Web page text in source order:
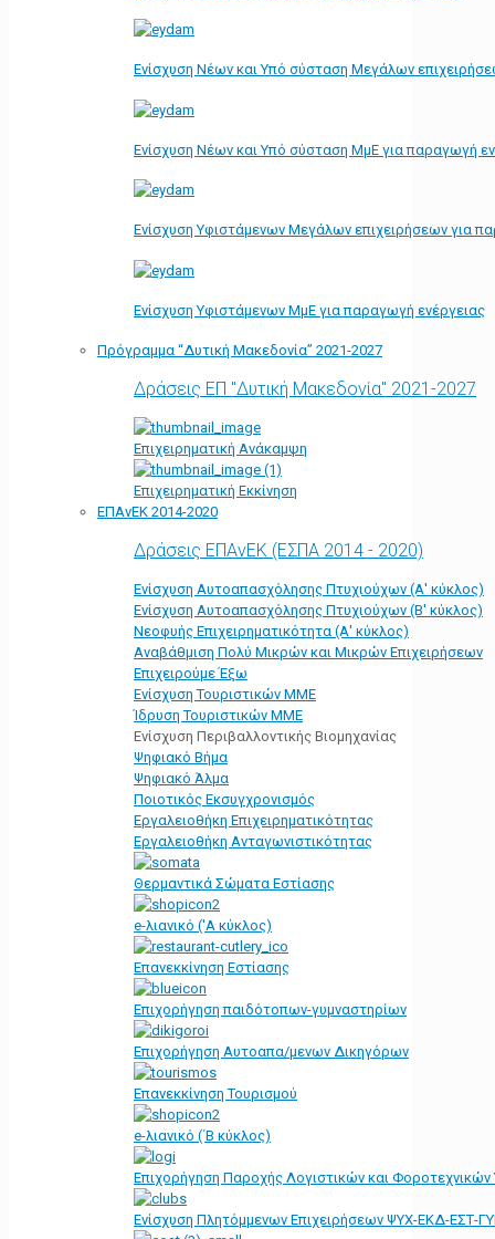
Ενίσχυση Νέων και Υπό σύσταση Μεγάλων
Ενίσχυση Νέων και Υπό σύσταση ΜμΕ για παραγωγή
Ενίσχυση Υφιστάμενων Μεγάλων επιχειρήσεων για
Ενίσχυση Υφιστάμενων ΜμΕ για παραγωγή ενέργειας
Πρόγραμμα “Δυτική Μακεδονία” 2021-2027
Δράσεις ΕΠ "Δυτική Μακεδονία" 2021-2027
Επιχειρηματική Ανάκαμψη
Επιχειρηματική Εκκίνηση
ΕΠΑνΕΚ 2014-2020
Δράσεις ΕΠΑνΕΚ (ΕΣΠΑ 2014 - 2020)
Ενίσχυση Αυτοαπασχόλησης Πτυχιούχων (Α' κύκλος)
Ενίσχυση Αυτοαπασχόλησης Πτυχιούχων (Β' κύκλος)
Νεοφυής Επιχειρηματικότητα (Α' κύκλος)
Αναβάθμιση Πολύ Μικρών και Μικρών Επιχειρήσεων
Επιχειρούμε Έξω
Ενίσχυση Τουριστικών ΜΜΕ
Ίδρυση Τουριστικών ΜΜΕ
Ενίσχυση Περιβαλλοντικής Βιομηχανίας
Ψηφιακό Βήμα
Ψηφιακό Άλμα
Ποιοτικός Εκσυγχρονισμός
Εργαλειοθήκη Eπιχειρηματικότητας
Εργαλειοθήκη Ανταγωνιστικότητας
Θερμαντικά Σώματα Εστίασης
e-λιανικό ('Α κύκλος)
Επανεκκίνηση Εστίασης
Επιχορήγηση παιδότοπων-γυμναστηρίων
Επιχορήγηση Αυτοαπα/μενων Δικηγόρων
Επανεκκίνηση Τουρισμού
e-λιανικό (΄Β κύκλος)
Επιχορήγηση Παροχής Λογιστικών και
Ενίσχυση Πλητόμμενων Επιχειρήσεων ΨΥΧ-ΕΚΔ-ΕΣΤ-